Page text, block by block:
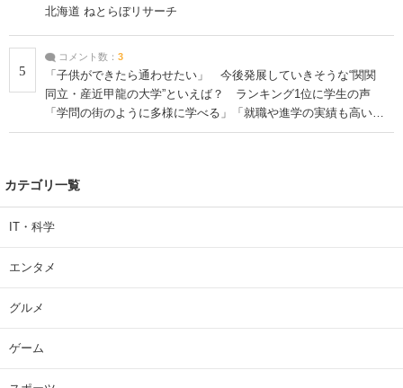
北海道 ねとらぼリサーチ
5
コメント数： 3
「子供ができたら通わせたい」 今後発展していきそうな“関関
同立・産近甲龍の大学”といえば？ ランキング1位に学生の声
「学問の街のように多様に学べる」「就職や進学の実績も高い」
| 大学 ねとらぼリサーチ
カテゴリ一覧
IT・科学
エンタメ
グルメ
ゲーム